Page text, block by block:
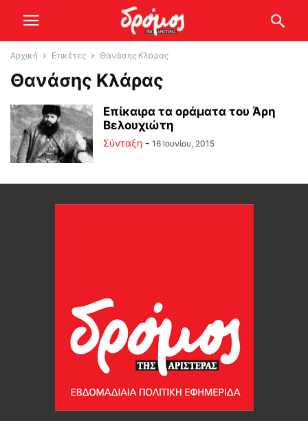
Αρχική Ετικέτες Θανάσης Κλάρας
Θανάσης Κλάρας
Επίκαιρα τα οράματα του Άρη
Βελουχιώτη
Σύνταξη - 16 Ιουνίου, 2015